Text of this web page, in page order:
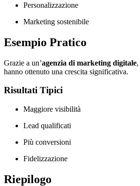
Personalizzazione
Marketing sostenibile
Esempio Pratico
Grazie a un’agenzia di marketing digitale
hanno ottenuto una crescita significativa.
Risultati Tipici
Maggiore visibilità
Lead qualificati
Più conversioni
Fidelizzazione
Riepilogo